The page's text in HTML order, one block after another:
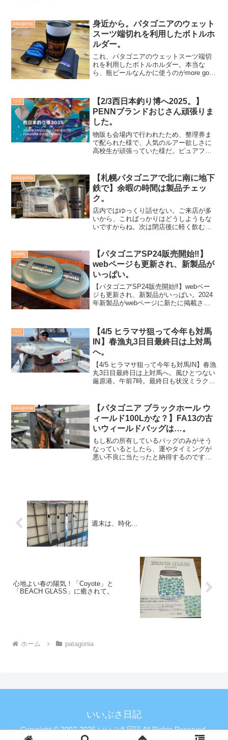
patagonia
身近から。パタゴニアのウェット
スーツ端切れを利用したボトルホ
ルダー。
これ、パタゴニアのウェットスーツ端切
れを利用したボトルホルダー。本当な
ら、瓶ビールなんかに使うのがmore good
ップひとつ使いたくない気持ちになれ、
何処に行くにも持...
つり
【2/3西日本釣り博へ2025。】
PENNブランドおじさん頑張りま
した。
物販も会場内で行われたため、整理券ま
で配られた様で、人気のルアー欲しさに
高校生が頑張っていた様だ。ピュアフィ
てから少し落ち着いたタイミングで来場
者がブースへ展示されている物を見に来
てくれる。
patagonia
【札幌パタゴニアで北に南に地下
鉄で】余暇の時間は製品チェッ
ク。
店内ではゆっくり話せない。ご来店が多
いから、こればっかりはどうしようもな
いですからね。次は閉店後に軽く飲む約
客さんがこれでもか、と押し寄せていた
アウトレットストア。私も素敵な1ギアを
見つけ購入出来ました。それが今回唯一
のお土産かなぁ。
Goldic
【パタゴニアSP24販売開始‼️】
webページも更新され、新製品が
いっぱい。
【パタゴニアSP24販売開始‼️】webペー
ジも更新され、新製品がいっぱい。2024
年新製品がwebページに新たに掲載され
いるのでしょうが、まだ私はチェックに
行けてま...
つり
【4/5 ヒラマサ狙って今年も対馬
IN】春漁丸3日目最終日は上対馬
へ。
【4/5 ヒラマサ狙って今年も対馬IN】春漁
丸3日目最終日は上対馬へ。風ひとつない
厳原港。午前7時。最終日も状況ミラクル
天候過ぎて『凪倒れ』になるんじゃない
のか？と心配...
patagonia
【パタゴニア ブラックホール ウ
ィールド100Lかな？】FA13の古
いウィールドバッグは…。
もし私の所有しているバッグのみがそう
なっているとしたら、運やタイミングが
悪い不良に当たったと納得するのです
週末は、時化…
心地よい春の陽気！「Coyote」と
「BEACH GLASS」に癒されて。
ホーム patagonia
いいぶさ日記
Copyright © 2007-2026 いいぶさ日記 All Rights Reserved.